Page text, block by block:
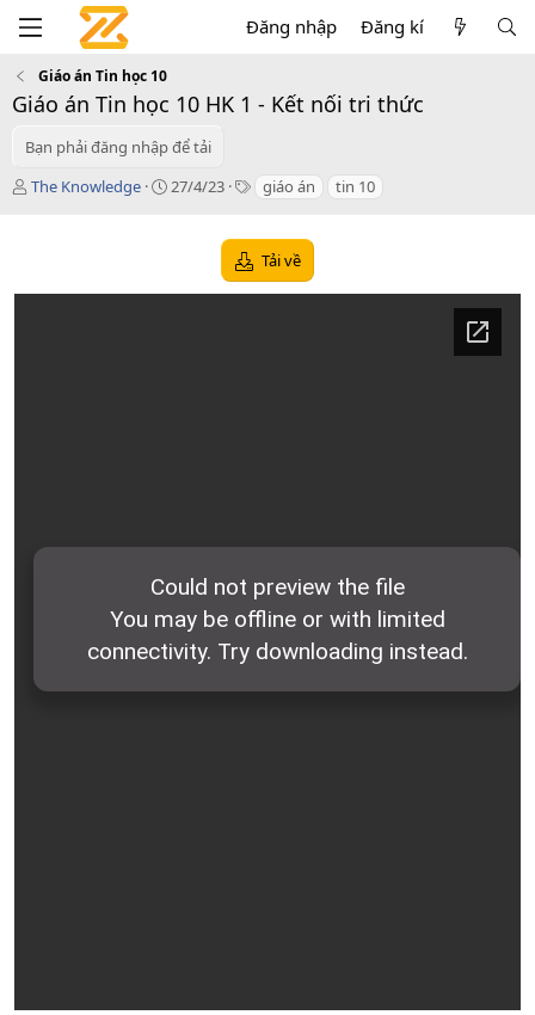
Đăng nhập Đăng kí
Giáo án Tin học 10
Giáo án Tin học 10 HK 1 - Kết nối tri thức
Bạn phải đăng nhập để tải
T
ả
The Knowledge
C
i
27/4/23
T giáo án tin 10
Tải về